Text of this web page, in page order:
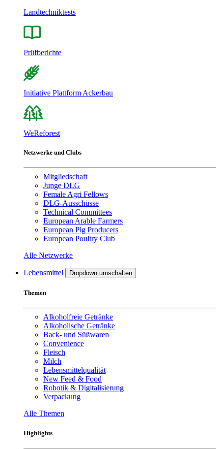
Landtechniktests
Prüfberichte
Initiative Plattform Ackerbau
WeReforest
Netzwerke und Clubs
Mitgliedschaft
Junge DLG
Female Agri Fellows
DLG-Ausschüsse
Technical Committees
European Arable Farmers
European Pig Producers
European Poultry Club
Alle Netzwerke
Lebensmittel Dropdown umschalten
Themen
Alkoholfreie Getränke
Alkoholische Getränke
Back- und Süßwaren
Convenience
Fleisch
Milch
Lebensmittelqualität
New Feed & Food
Robotik & Digitalisierung
Verpackung
Alle Themen
Highlights